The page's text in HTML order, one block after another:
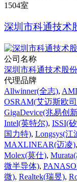
1504室
深圳市科通技术
公司名称
深圳市科通技术股
代理品牌
Allwinner(全志),
OSRAM(艾迈斯欧
GigaDevice(兆易创
Intel(英特尔), ISSI(
国力特), Longsys(江
MAXLINEAR(迈凌),
Molex(莫仕),
微半导体),
微), Realtek(瑞昱),